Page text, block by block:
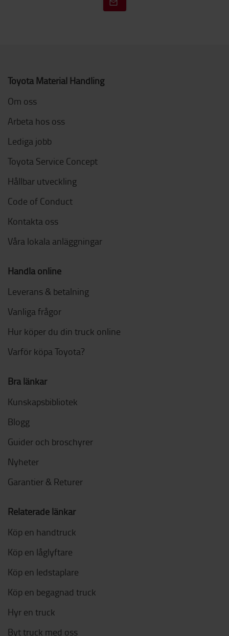
Toyota Material Handling
Om oss
Arbeta hos oss
Lediga jobb
Toyota Service Concept
Hållbar utveckling
Code of Conduct
Kontakta oss
Våra lokala anläggningar
Handla online
Leverans & betalning
Vanliga frågor
Hur köper du din truck online
Varför köpa Toyota?
Bra länkar
Kunskapsbibliotek
Blogg
Guider och broschyrer
Nyheter
Garantier & Returer
Relaterade länkar
Köp en handtruck
Köp en låglyftare
Köp en ledstaplare
Köp en begagnad truck
Hyr en truck
Byt truck med oss